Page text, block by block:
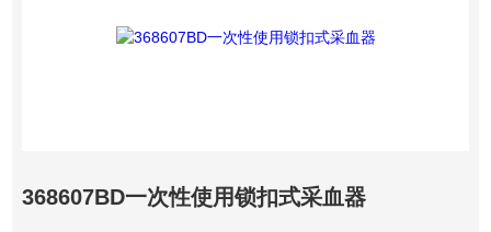
368607BD一次性使用锁扣式采血器